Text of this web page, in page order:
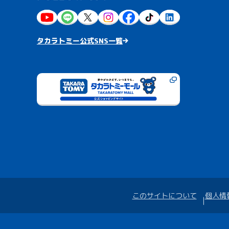
タカラトミー公式SNS一覧
このサイトについて 個人情